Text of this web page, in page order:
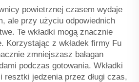
powietrznej czasem wydaje
ale przy użyciu odpowiednich
Te wkładki mogą znacznie
Korzystając z wkładek firmy Fu
zmniejszasz bałagan
podczas gotowania. Wkładki
resztki jedzenia przez długi czas,